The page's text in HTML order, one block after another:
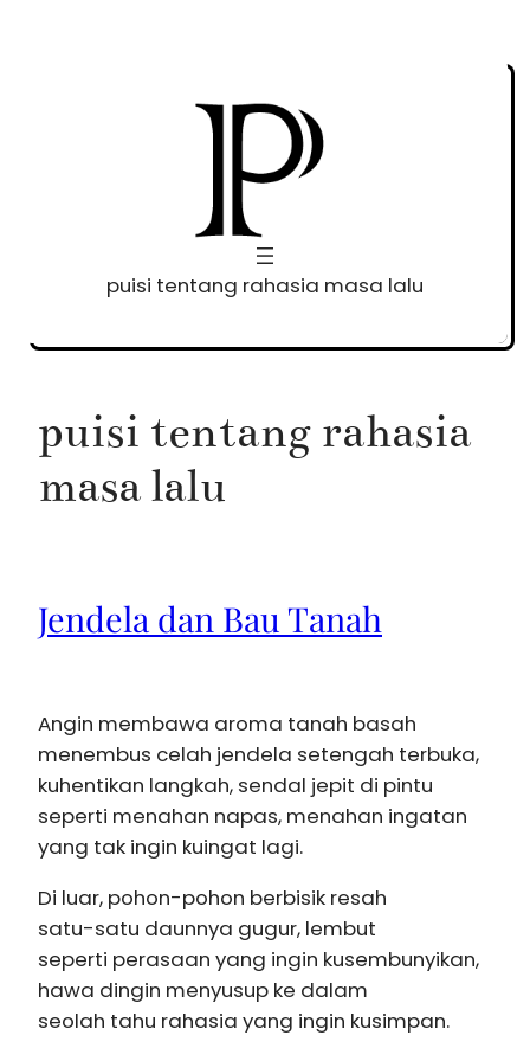
puisi tentang rahasia masa lalu
puisi tentang rahasia
masa lalu
Jendela dan Bau Tanah
Angin membawa aroma tanah basah
menembus celah jendela setengah terbuka,
kuhentikan langkah, sendal jepit di pintu
seperti menahan napas, menahan ingatan
yang tak ingin kuingat lagi.
Di luar, pohon-pohon berbisik resah
satu-satu daunnya gugur, lembut
seperti perasaan yang ingin kusembunyikan,
hawa dingin menyusup ke dalam
seolah tahu rahasia yang ingin kusimpan.